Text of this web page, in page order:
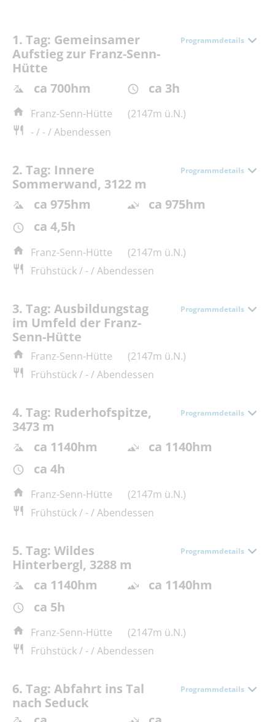
1. Tag: Gemeinsamer
Aufstieg zur Franz-Senn-
Hütte
Programmdetails
ca 700hm ca 3h
Franz-Senn-Hütte
(2147m ü.N.)
- / - / Abendessen
2. Tag: Innere
Sommerwand, 3122 m
Programmdetails
ca 975hm
ca 975hm
ca 4,5h
Franz-Senn-Hütte
(2147m ü.N.)
Frühstück / - / Abendessen
3. Tag: Ausbildungstag
im Umfeld der Franz-
Senn-Hütte
Programmdetails
Franz-Senn-Hütte
(2147m ü.N.)
Frühstück / - / Abendessen
4. Tag: Ruderhofspitze,
3473 m
Programmdetails
ca 1140hm
ca 1140hm
ca 4h
Franz-Senn-Hütte
(2147m ü.N.)
Frühstück / - / Abendessen
5. Tag: Wildes
Hinterbergl, 3288 m
Programmdetails
ca 1140hm
ca 1140hm
ca 5h
Franz-Senn-Hütte
(2147m ü.N.)
Frühstück / - / Abendessen
6. Tag: Abfahrt ins Tal
nach Seduck
Programmdetails